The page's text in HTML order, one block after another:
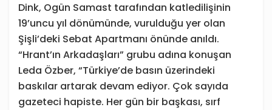
Dink, Ogün Samast tarafından katledilişinin
19’uncu yıl dönümünde, vurulduğu yer olan
Şişli’deki Sebat Apartmanı önünde anıldı.
“Hrant’ın Arkadaşları” grubu adına konuşan
Leda Özber, “Türkiye’de basın üzerindeki
baskılar artarak devam ediyor. Çok sayıda
gazeteci hapiste. Her gün bir başkası, sırf